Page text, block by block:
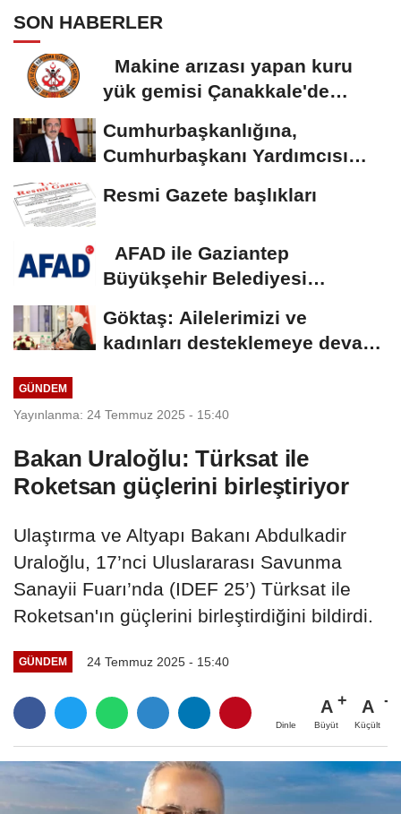
SON HABERLER
Makine arızası yapan kuru
yük gemisi Çanakkale'de
Cumhurbaşkanlığına,
Cumhurbaşkanı Yardımcısı
Resmi Gazete başlıkları
AFAD ile Gaziantep
Büyükşehir Belediyesi
Göktaş: Ailelerimizi ve
kadınları desteklemeye devam
GÜNDEM
Yayınlanma: 24 Temmuz 2025 - 15:40
Bakan Uraloğlu: Türksat ile
Roketsan güçlerini birleştiriyor
Ulaştırma ve Altyapı Bakanı Abdulkadir
Uraloğlu, 17’nci Uluslararası Savunma
Sanayii Fuarı’nda (IDEF 25’) Türksat ile
Roketsan'ın güçlerini birleştirdiğini bildirdi.
GÜNDEM 24 Temmuz 2025 - 15:40
Dinle
A
Büyüt
A
Küçült